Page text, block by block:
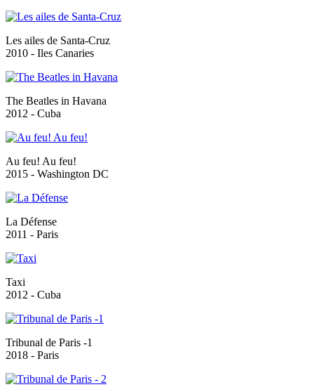
Les ailes de Santa-Cruz
2010 - Iles Canaries
The Beatles in Havana
2012 - Cuba
Au feu! Au feu!
2015 - Washington DC
La Défense
2011 - Paris
Taxi
2012 - Cuba
Tribunal de Paris -1
2018 - Paris